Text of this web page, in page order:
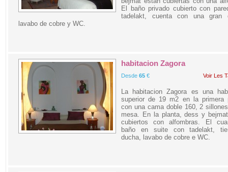
El baño privado cubierto con
tadelakt, cuenta con una gran
lavabo de cobre y WC.
habitacion Zagora
Desde 65 € Voir Les
La habitacion Zagora es una
superior de 19 m2 en la primera
con una cama doble 160, 2
mesa. En la planta, dess y
cubiertos con alfombras. El
baño en suite con tadelakt,
ducha, lavabo de cobre e WC.